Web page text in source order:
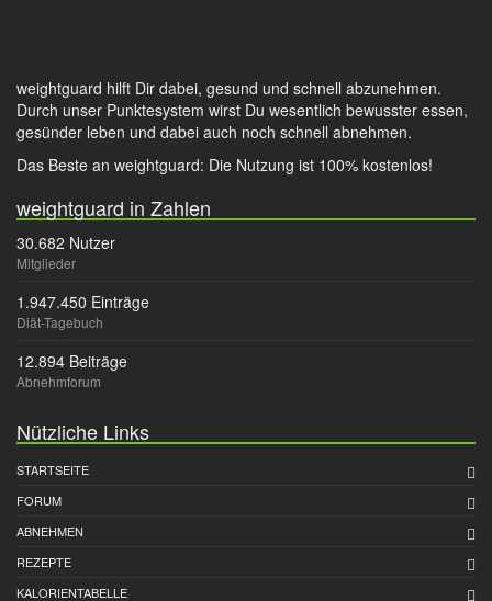
weightguard hilft Dir dabei, gesund und schnell abzunehmen.
Durch unser Punktesystem wirst Du wesentlich bewusster essen,
gesünder leben und dabei auch noch schnell abnehmen.
Das Beste an weightguard: Die Nutzung ist 100% kostenlos!
weightguard in Zahlen
30.682 Nutzer
Mitglieder
1.947.450 Einträge
Diät-Tagebuch
12.894 Beiträge
Abnehmforum
Nützliche Links
STARTSEITE
FORUM
ABNEHMEN
REZEPTE
KALORIENTABELLE